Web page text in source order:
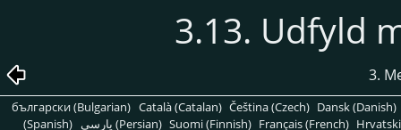
3.13. Udfyld
3.
български (Bulgarian) Català (Catalan) Čeština (Czech) Dansk (Danish)
(Spanish)
پارسی (Persian) Suomi (Finnish) Français (French)